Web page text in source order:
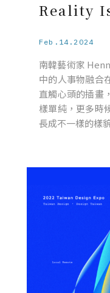
Reality
Feb.14.2024
南韓藝術家
中的人事物融合
直觸心頭的插畫
樣單純，更多時
長成不一樣的樣